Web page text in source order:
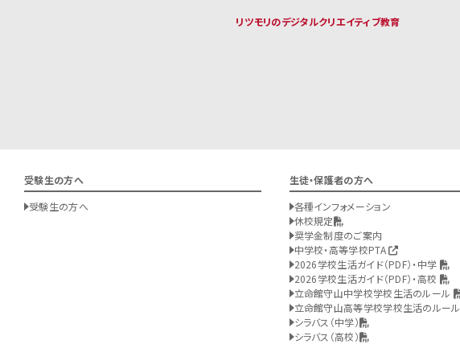
リツモリのデジタルクリエイティブ教育
受験生の方へ
受験生の方へ
生徒・保護者の方へ
各種インフォメーション
休校規定
奨学金制度のご案内
中学校・高等学校PTA
2026学校生活ガイド（PDF）・中学
2026学校生活ガイド（PDF）・高校
立命館守山中学校学校生活のルール
立命館守山高等学校学校生活のルール
シラバス（中学）
シラバス（高校）